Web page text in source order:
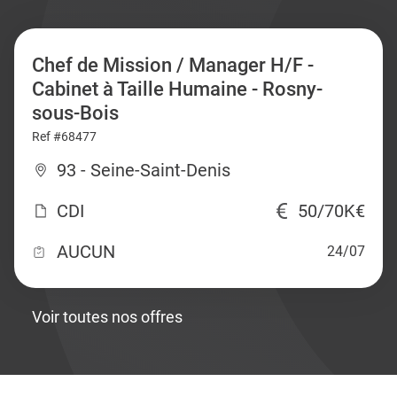
Chef de Mission / Manager H/F -
Cabinet à Taille Humaine - Rosny-
sous-Bois
Ref #68477
93 - Seine-Saint-Denis
CDI
50/70K€
AUCUN
24/07
Voir toutes nos offres